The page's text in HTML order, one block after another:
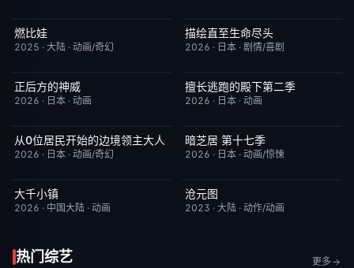
HD国语
燃比娃
2025 · 大陆 · 动画/奇幻
更新至第06集
描绘直至生命尽头
2026 · 日本 · 剧情/喜剧
更新至第06集
正后方的神威
2026 · 日本 · 动画
更新至第04集
擅长逃跑的殿下第二季
2026 · 日本 · 动画
更新至第06集 1.0
从0位居民开始的边境领主大人
2026 · 日本 · 动画/奇幻
更新至第3集
暗芝居 第十七季
2026 · 日本 · 动画/惊悚
更新至第5集
大千小镇
2026 · 中国大陆 · 动画
更新至第89集
沧元图
2023 · 大陆 · 动作/动画
热门综艺 更多